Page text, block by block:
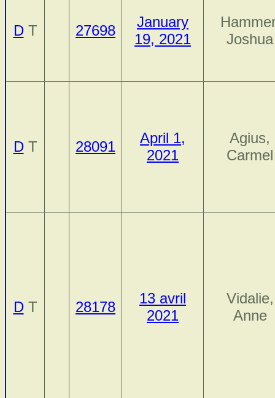
DT 27698
January
19, 2021
Joshua
DT 28091
April 1,
2021
Agius,
Carmel
DT 28178
13 avril
2021
Vidalie,
Anne